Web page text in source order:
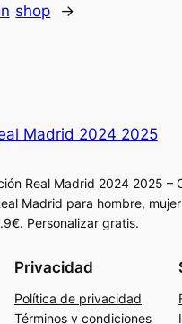
shop
→
Madrid 2024 2025
Real Madrid 2024 2025 –
Madrid para hombre,
Personalizar gratis.
Privacidad
Política de privacidad
Términos y condiciones